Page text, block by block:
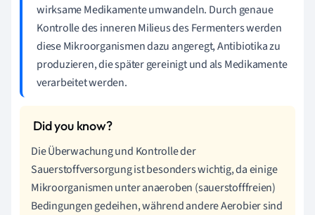
wirksame Medikamente umwandeln. Durch genaue
Kontrolle des inneren Milieus des Fermenters werden
diese Mikroorganismen dazu angeregt, Antibiotika zu
produzieren, die später gereinigt und als Medikamente
verarbeitet werden.
Die Überwachung und Kontrolle der
Sauerstoffversorgung ist besonders wichtig, da einige
Mikroorganismen unter anaeroben (sauerstofffreien)
Bedingungen gedeihen, während andere Aerobier sind